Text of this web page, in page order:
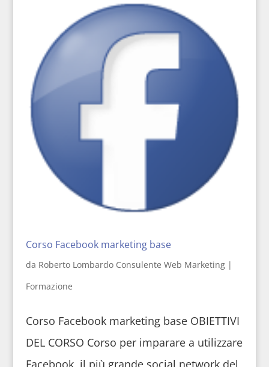
Corso Facebook marketing base
da Roberto Lombardo Consulente Web Marketing|
Formazione
Corso Facebook marketing base OBIETTIVI
DEL CORSO Corso per imparare a utilizzare
Facebook, il più grande social network del